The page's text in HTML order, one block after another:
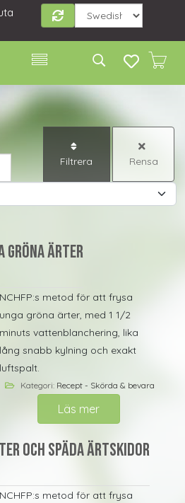
Filtrera Rensa
gröna ärter
NCHFP:s metod för att frysa
unga gröna ärter, med 1 1/2
minuts vattenblanchering, lika
lång snabb kylning och exakt
luftspalt.
Kategori: Recept - Skörda & bevara
Läs mer
och späda ärtskidor
NCHFP:s metod för att frysa